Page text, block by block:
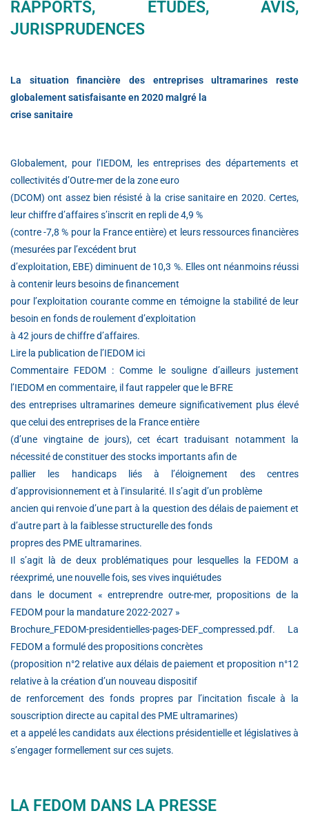
RAPPORTS, ETUDES, AVIS,
JURISPRUDENCES
La situation financière des entreprises ultramarines reste
globalement satisfaisante en 2020 malgré la
crise sanitaire
Globalement, pour l’IEDOM, les entreprises des départements et
collectivités d’Outre-mer de la zone euro
(DCOM) ont assez bien résisté à la crise sanitaire en 2020. Certes,
leur chiffre d’affaires s’inscrit en repli de 4,9 %
(contre -7,8 % pour la France entière) et leurs ressources financières
(mesurées par l’excédent brut
d’exploitation, EBE) diminuent de 10,3 %. Elles ont néanmoins réussi
à contenir leurs besoins de financement
pour l’exploitation courante comme en témoigne la stabilité de leur
besoin en fonds de roulement d’exploitation
à 42 jours de chiffre d’affaires.
Lire la publication de l’IEDOM ici
Commentaire FEDOM : Comme le souligne d’ailleurs justement
l’IEDOM en commentaire, il faut rappeler que le BFRE
des entreprises ultramarines demeure significativement plus élevé
que celui des entreprises de la France entière
(d’une vingtaine de jours), cet écart traduisant notamment la
nécessité de constituer des stocks importants afin de
pallier les handicaps liés à l’éloignement des centres
d’approvisionnement et à l’insularité. Il s’agit d’un problème
ancien qui renvoie d’une part à la question des délais de paiement et
d’autre part à la faiblesse structurelle des fonds
propres des PME ultramarines.
Il s’agit là de deux problématiques pour lesquelles la FEDOM a
réexprimé, une nouvelle fois, ses vives inquiétudes
dans le document « entreprendre outre-mer, propositions de la
FEDOM pour la mandature 2022-2027 »
Brochure_FEDOM-presidentielles-pages-DEF_compressed.pdf. La
FEDOM a formulé des propositions concrètes
(proposition n°2 relative aux délais de paiement et proposition n°12
relative à la création d’un nouveau dispositif
de renforcement des fonds propres par l’incitation fiscale à la
souscription directe au capital des PME ultramarines)
et a appelé les candidats aux élections présidentielle et législatives à
s’engager formellement sur ces sujets.
LA FEDOM DANS LA PRESSE